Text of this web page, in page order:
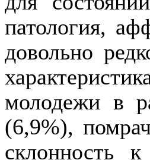
патология,
довольно
молодежи в
(6,9%),
склон­ность